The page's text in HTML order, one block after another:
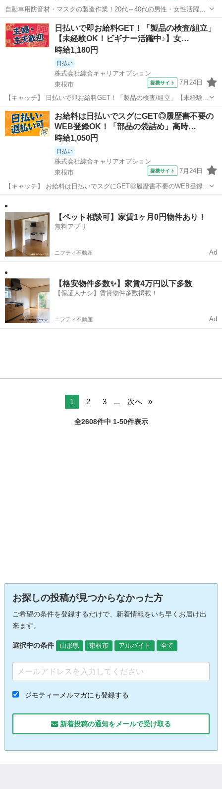
自動車用防音材・マスクの製造作業！20代～40代の男性・女性活躍中
★土日祝休み！年間休日125日！マイカー通勤OK！無料駐車場あり！
備品付きワンルーム寮完備！正社員登用あり！日払いあり！クリーン
ルーム内作業！空調完備で快適！...
山形 東根市 さくらんぼ東根駅 その他
日払いで即お給料GET！「製品の検査/組立」
【未経験OK！ビギナー活躍中♪】女…
時給1,180円
日払い
株式会社綜合キャリアオプション
東根市
提携サイト 7月24日
【キャッチ】 日払いで即お給料GET！「製品の検査/組立」【未経験
OK！ビギナー活躍中♪】女性多数活躍中！ウレシイ残業ほぼナシ♪高！
【コメント】 ＼大手人材派遣会社で働きませんか♪／ 「新しい職場は
不安・・・」 「経験...
山形 東根市 工場
お給料は日払いでスグにGET◎履歴書不要の
WEB登録OK！「部品の袋詰め」高時…
時給1,050円
日払い
株式会社綜合キャリアオプション
東根市
提携サイト 7月24日
【キャッチ】 お給料は日払いでスグにGET◎履歴書不要のWEB登録
OK！「梱包・出荷・仕分けなど」高時給1050円！さくらんぼ東根周
辺！20代～40代のスタッフが多数活躍中★ 【コメント】 製造のお仕
事をお探しの方必見！ ...【ペット相談可】家賃1ヶ月0円物件あり！
無料アプリ
ニフティ不動産 Ad
【格安物件多数✨】家賃4万円以下多数
【保証人ナシ】賃貸物件多数掲載！
ニフティ不動産 Ad
1 2 3 ... 次へ
全2608件中 1-50件表示
お探しの投稿が見つからなかった方
ご希望の条件を登録するだけで、新着情報をいち早くお届け出
来ます。
選択中の条件 山形県 東根市 アルバイト 全て
ジモティーメルマガにも登録する
新着投稿の通知をメールで受け取る